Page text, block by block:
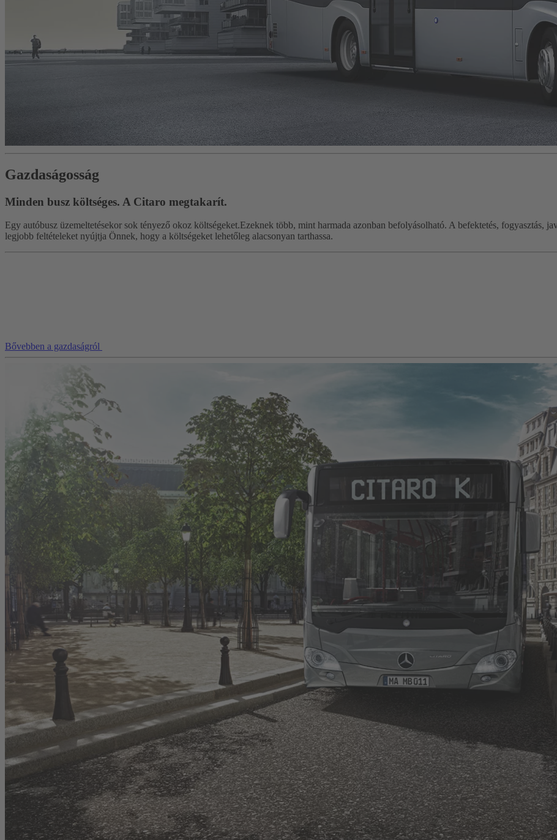
Gazdaságosság
Minden busz költséges. A Citaro megtakarít.
Egy autóbusz üzemeltetésekor sok tényező okoz költségeket.Ezeknek több, mint harmada azonban befolyásolható. A befektetés, fogyasztás,
legjobb feltételeket nyújtja Önnek, hogy a költségeket lehetőleg alacsonyan tarthassa.
Bővebben a gazdaságról